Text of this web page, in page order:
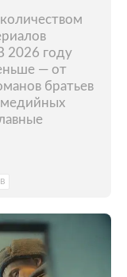
2026 году
— от
братьев